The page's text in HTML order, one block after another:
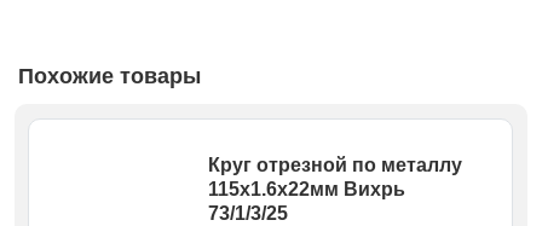
Похожие товары
Круг отрезной по металлу
115х1.6х22мм Вихрь
73/1/3/25